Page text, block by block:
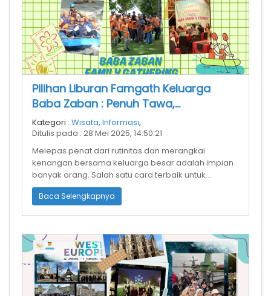
Pilihan Liburan Famgath Keluarga
Baba Zaban : Penuh Tawa,
Tantangan, dan Kenangan Indah!
Kategori : Wisata, Informasi,
Ditulis pada : 28 Mei 2025, 14:50:21
Melepas penat dari rutinitas dan merangkai
kenangan bersama keluarga besar adalah impian
banyak orang. Salah satu cara terbaik untuk
mewujudkannya adalah dengan mengadakan fam
Baca Selengkapnya